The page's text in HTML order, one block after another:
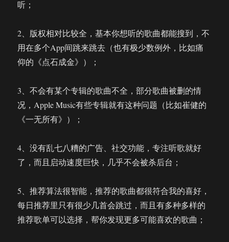
听；
2、版权相对比较全，基本你想听的歌曲都能搜到，不
用在多个App间跳来跳去（也有极少数例外，比如痛
仰的《点石成金》）；
3、不会有某个专辑的歌曲不全，部分歌曲被删的情
况，Apple Music有些专辑就有这种问题（比如崔健的
《一无所有》）；
4、没有乱七八糟的广告、社交功能，专注听歌就好
了，而且启动速度巨快，几乎不会被杀后台；
5、推荐算法很智能，推荐的歌曲都很符合我的喜好，
每日推荐里只有很少几首会跳过，而且有多种多样的
推荐歌单可以选择，帮你发现更多可能喜欢的歌曲；